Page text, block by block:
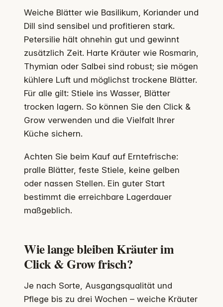
Weiche Blätter wie Basilikum, Koriander und
Dill sind sensibel und profitieren stark.
Petersilie hält ohnehin gut und gewinnt
zusätzlich Zeit. Harte Kräuter wie Rosmarin,
Thymian oder Salbei sind robust; sie mögen
kühlere Luft und möglichst trockene Blätter.
Für alle gilt: Stiele ins Wasser, Blätter
trocken lagern. So können Sie den Click &
Grow verwenden und die Vielfalt Ihrer
Küche sichern.
Achten Sie beim Kauf auf Erntefrische:
pralle Blätter, feste Stiele, keine gelben
oder nassen Stellen. Ein guter Start
bestimmt die erreichbare Lagerdauer
maßgeblich.
Wie lange bleiben Kräuter im
Click & Grow frisch?
Je nach Sorte, Ausgangsqualität und
Pflege bis zu drei Wochen – weiche Kräuter